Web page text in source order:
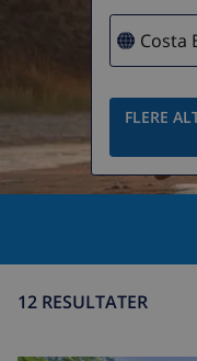
FLERE
12 RESULTATER